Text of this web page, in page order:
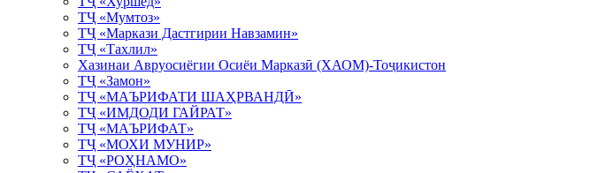
ТҶ «Мумтоз»
ТҶ «Маркази Дастгирии Навзамин»
ТҶ «Тахлил»
Хазинаи Авруосиёгии Осиёи Марказӣ (ХАОМ)-Тоҷикистон
ТҶ «Замон»
ТҶ «МАЪРИФАТИ ШАҲРВАНДӢ»
ТҶ «ИМДОДИ ГАЙРАТ»
ТҶ «МАЪРИФАТ»
ТҶ «МОХИ МУНИР»
ТҶ «РОҲНАМО»